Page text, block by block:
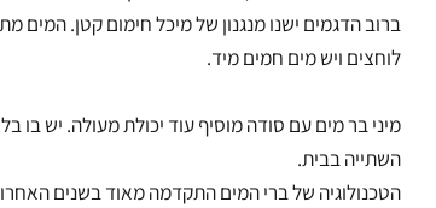
זהו הבסיס, והוא עובד מצוין.
הדגמים ישנו מנגנון של מיכל חימום קטן. המים
בר מים עם סודה מוסיף עוד יכולת מעולה. יש בו בלון
בבית.